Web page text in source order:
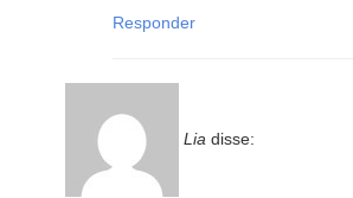
Responder
Lia disse: